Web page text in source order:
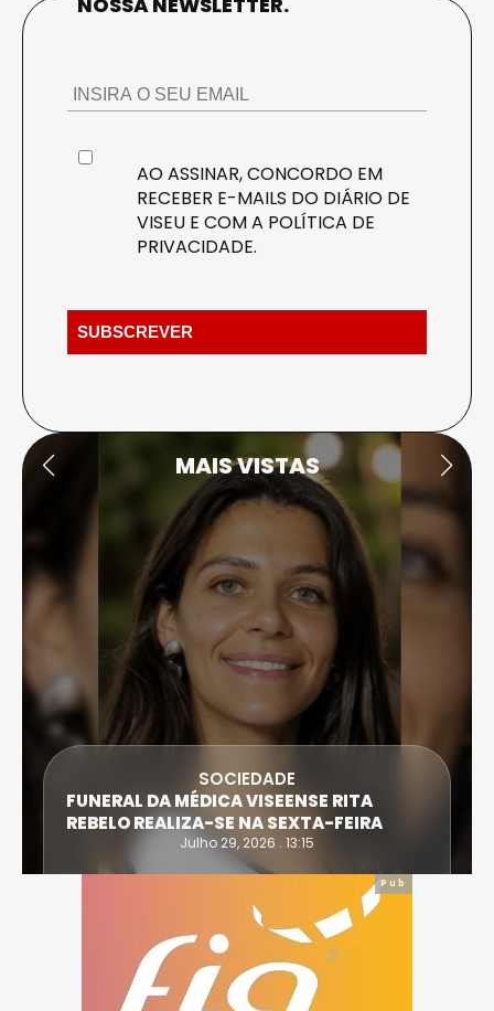
AO ASSINAR, CONCORDO EM
RECEBER E-MAILS DO DIÁRIO DE
VISEU E COM A POLÍTICA DE
PRIVACIDADE.
MAIS VISTAS
SOCIEDADE
FUNERAL DA MÉDICA VISEENSE RITA
REBELO REALIZA-SE NA SEXTA-FEIRA
Julho 29, 2026 . 13:15
Pub